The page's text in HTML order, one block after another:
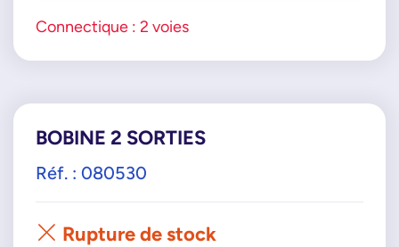
Connectique : 2 voies
BOBINE 2 SORTIES
Réf. : 080530
Rupture de stock